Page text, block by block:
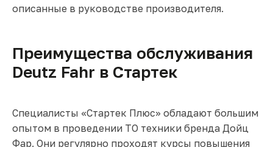
описанные в руководстве производителя.
Преимущества обслуживания
Deutz Fahr в Стартек
Специалисты «Стартек Плюс» обладают большим
опытом в проведении ТО техники бренда Дойц
Фар. Они регулярно проходят курсы повышения